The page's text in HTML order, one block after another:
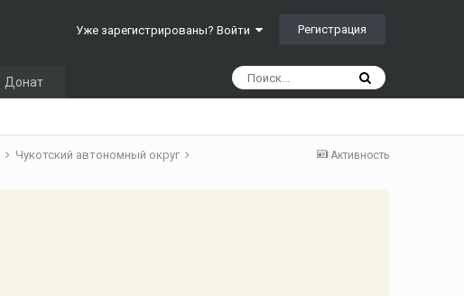
Уже зарегистрированы? Войти Регистрация
Донат
Активность
Чукотский автономный округ